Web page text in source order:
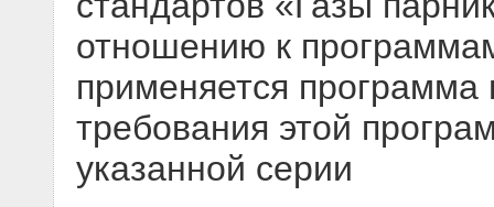
отношению к
применяется
требования этой
указанной серии